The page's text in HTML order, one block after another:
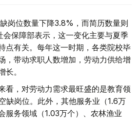
岗位数量下降3.8%，而简历数量则
会保障部表示，这一变化主要与夏季
点有关。每年这一时期，各类院校毕
，带动求职人数增加，劳动力供给增
。
看，对劳动力需求最旺盛的是教育领
缺岗位。此外，其他服务业（1.6万
服务领域（1.03万个）、农林渔业